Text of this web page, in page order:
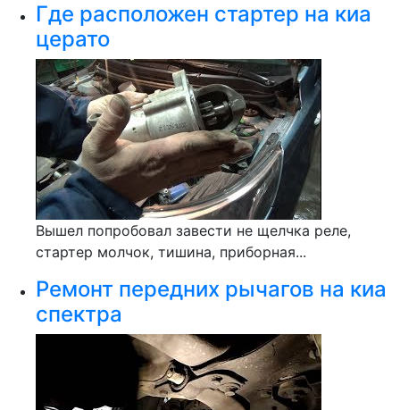
Где расположен стартер на киа
церато
Вышел попробовал завести не щелчка реле,
стартер молчок, тишина, приборная...
Ремонт передних рычагов на киа
спектра